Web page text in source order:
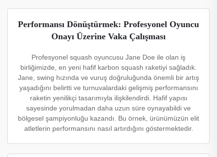
Performansı Dönüştürmek: Profesyonel Oyuncu
Onayı Üzerine Vaka Çalışması
Profesyonel squash oyuncusu Jane Doe ile olan iş
birliğimizde, en yeni hafif karbon squash raketiyi sağladık.
Jane, swing hızında ve vuruş doğruluğunda önemli bir artış
yaşadığını belirtti ve turnuvalardaki gelişmiş performansını
raketin yenilikçi tasarımıyla ilişkilendirdi. Hafif yapısı
sayesinde yorulmadan daha uzun süre oynayabildi ve
bölgesel şampiyonluğu kazandı. Bu örnek, ürünümüzün elit
atletlerin performansını nasıl artırdığını göstermektedir.